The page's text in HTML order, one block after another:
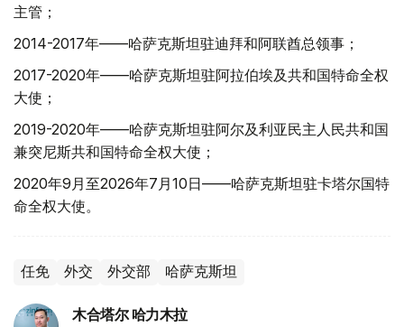
主管；
2014-2017年——哈萨克斯坦驻迪拜和阿联酋总领事；
2017-2020年——哈萨克斯坦驻阿拉伯埃及共和国特命全权
大使；
2019-2020年——哈萨克斯坦驻阿尔及利亚民主人民共和国
兼突尼斯共和国特命全权大使；
2020年9月至2026年7月10日——哈萨克斯坦驻卡塔尔国特
命全权大使。
任免 外交 外交部 哈萨克斯坦
木合塔尔 哈力木拉